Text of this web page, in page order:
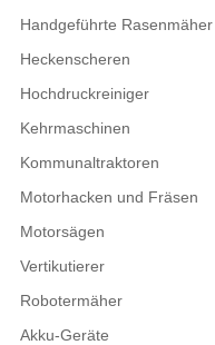
Handgeführte Rasenmäher
Heckenscheren
Hochdruckreiniger
Kehrmaschinen
Kommunaltraktoren
Motorhacken und Fräsen
Motorsägen
Vertikutierer
Robotermäher
Akku-Geräte